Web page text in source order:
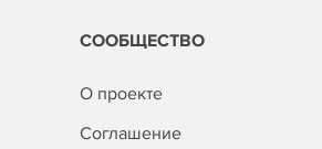
СООБЩЕСТВО
О проекте
Соглашение